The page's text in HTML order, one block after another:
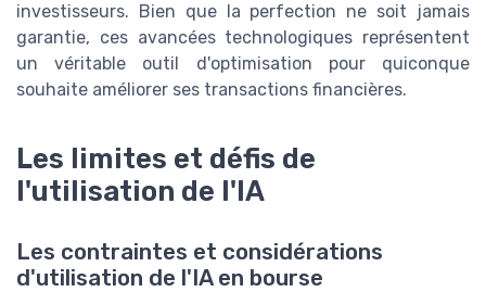
investisseurs. Bien que la perfection ne soit jamais
garantie, ces avancées technologiques représentent
un véritable outil d'optimisation pour quiconque
souhaite améliorer ses transactions financières.
Les limites et défis de
l'utilisation de l'IA
Les contraintes et considérations
d'utilisation de l'IA en bourse